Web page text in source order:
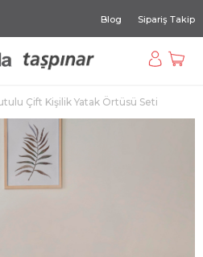
Blog Sipariş Takip
Çift Kişilik Yatak Örtüsü Seti